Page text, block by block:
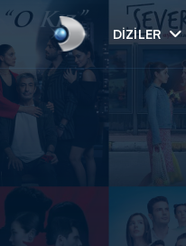
DIZILER